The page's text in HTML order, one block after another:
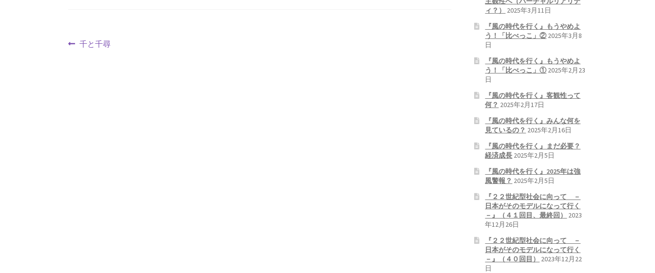
投前
千と千尋
ィ？）
2025年3月11日
『風の時代を行く』もうやめよ
う！「比べっこ」② 2025年3月8
日
『風の時代を行く』もうやめよ
う！「比べっこ」① 2025年2月23
日
『風の時代を行く』客観性って
何？ 2025年2月17日
『風の時代を行く』みんな何を
見ているの？ 2025年2月16日
『風の時代を行く』まだ必要？
経済成長 2025年2月5日
『風の時代を行く』2025年は強
風警報？ 2025年2月5日
『２２世紀型社会に向って －
日本がそのモデルになって行く
－』（４１回目、最終回）
2023
年12月26日
『２２世紀型社会に向って －
日本がそのモデルになって行く
－』（４０回目）
2023年12月22
日